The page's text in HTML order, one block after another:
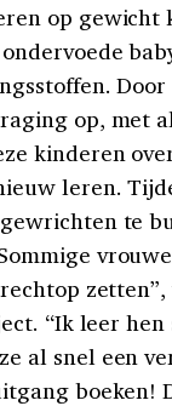
op gewicht
op, met
kinderen
leren.
te
“Ik leer
al snel een
boeken!